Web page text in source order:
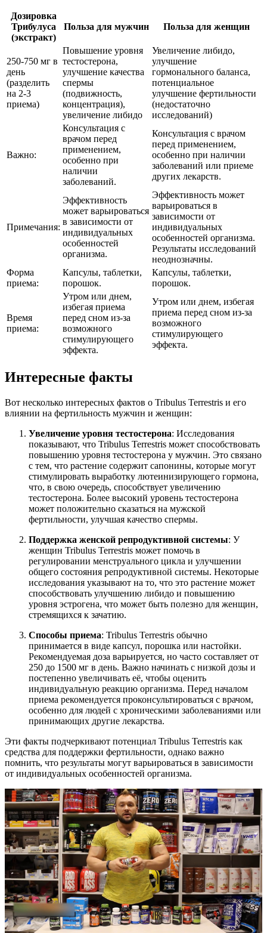
Дозировка
Трибулуса
(экстракт)
Польза для мужчин Польза для женщин
250-750 мг в
день
(разделить
на 2-3
приема)
Повышение уровня
тестостерона,
улучшение качества
спермы
(подвижность,
концентрация),
увеличение либидо
Увеличение либидо,
улучшение
гормонального баланса,
потенциальное
улучшение фертильности
(недостаточно
исследований)
Важно:
Консультация с
врачом перед
применением,
особенно при
наличии
заболеваний.
Консультация с врачом
перед применением,
особенно при наличии
заболеваний или приеме
других лекарств.
Примечания:
Эффективность
может варьироваться
в зависимости от
индивидуальных
особенностей
организма.
Эффективность может
варьироваться в
зависимости от
индивидуальных
особенностей организма.
Результаты исследований
неоднозначны.
Форма
приема:
Капсулы, таблетки,
порошок.
Капсулы, таблетки,
порошок.
Время
приема:
Утром или днем,
избегая приема
перед сном из-за
возможного
стимулирующего
эффекта.
Утром или днем, избегая
приема перед сном из-за
возможного
стимулирующего
эффекта.
Интересные факты
Вот несколько интересных фактов о Tribulus Terrestris и его
влиянии на фертильность мужчин и женщин:
Увеличение уровня тестостерона: Исследования
показывают, что Tribulus Terrestris может способствовать
повышению уровня тестостерона у мужчин. Это связано
с тем, что растение содержит сапонины, которые могут
стимулировать выработку лютеинизирующего гормона,
что, в свою очередь, способствует увеличению
тестостерона. Более высокий уровень тестостерона
может положительно сказаться на мужской
фертильности, улучшая качество спермы.
Поддержка женской репродуктивной системы: У
женщин Tribulus Terrestris может помочь в
регулировании менструального цикла и улучшении
общего состояния репродуктивной системы. Некоторые
исследования указывают на то, что это растение может
способствовать улучшению либидо и повышению
уровня эстрогена, что может быть полезно для женщин,
стремящихся к зачатию.
Способы приема: Tribulus Terrestris обычно
принимается в виде капсул, порошка или настойки.
Рекомендуемая доза варьируется, но часто составляет от
250 до 1500 мг в день. Важно начинать с низкой дозы и
постепенно увеличивать её, чтобы оценить
индивидуальную реакцию организма. Перед началом
приема рекомендуется проконсультироваться с врачом,
особенно для людей с хроническими заболеваниями или
принимающих другие лекарства.
Эти факты подчеркивают потенциал Tribulus Terrestris как
средства для поддержки фертильности, однако важно
помнить, что результаты могут варьироваться в зависимости
от индивидуальных особенностей организма.